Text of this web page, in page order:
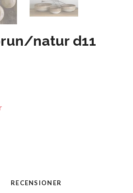
natur d11
RECENSIONER